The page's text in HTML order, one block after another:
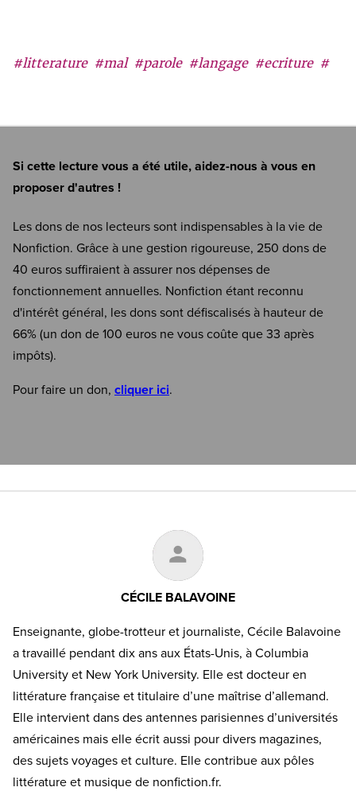
#litterature #mal #parole #langage #ecriture #
Si cette lecture vous a été utile, aidez-nous à vous en
proposer d'autres !
Les dons de nos lecteurs sont indispensables à la vie de
Nonfiction. Grâce à une gestion rigoureuse, 250 dons de
40 euros suffiraient à assurer nos dépenses de
fonctionnement annuelles. Nonfiction étant reconnu
d'intérêt général, les dons sont défiscalisés à hauteur de
66% (un don de 100 euros ne vous coûte que 33 après
impôts).
Pour faire un don, cliquer ici.
CÉCILE BALAVOINE
Enseignante, globe-trotteur et journaliste, Cécile Balavoine
a travaillé pendant dix ans aux États-Unis, à Columbia
University et New York University. Elle est docteur en
littérature française et titulaire d’une maîtrise d’allemand.
Elle intervient dans des antennes parisiennes d’universités
américaines mais elle écrit aussi pour divers magazines,
des sujets voyages et culture. Elle contribue aux pôles
littérature et musique de nonfiction.fr.